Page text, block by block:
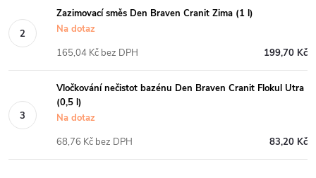
Zazimovací směs Den Braven Cranit Zima (1 l)
Na dotaz
199,70 Kč
165,04 Kč bez DPH
Vločkování nečistot bazénu Den Braven Cranit Flokul Utra
(0,5 l)
Na dotaz
83,20 Kč
68,76 Kč bez DPH